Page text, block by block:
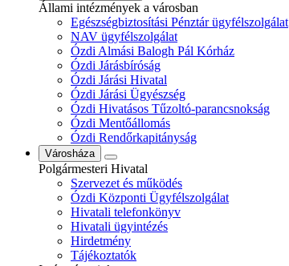
Állami intézmények a városban
Egészségbiztosítási Pénztár ügyfélszolgálat
NAV ügyfélszolgálat
Ózdi Almási Balogh Pál Kórház
Ózdi Járásbíróság
Ózdi Járási Hivatal
Ózdi Járási Ügyészség
Ózdi Hivatásos Tűzoltó-parancsnokság
Ózdi Mentőállomás
Ózdi Rendőrkapitányság
Városháza
Polgármesteri Hivatal
Szervezet és működés
Ózdi Központi Ügyfélszolgálat
Hivatali telefonkönyv
Hivatali ügyintézés
Hirdetmény
Tájékoztatók